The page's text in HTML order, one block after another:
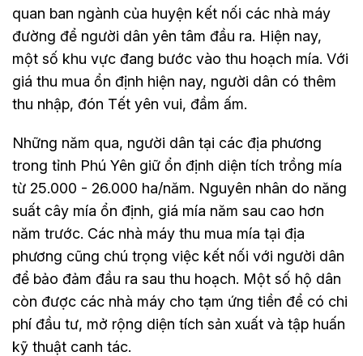
quan ban ngành của huyện kết nối các nhà máy
đường để người dân yên tâm đầu ra. Hiện nay,
một số khu vực đang bước vào thu hoạch mía. Với
giá thu mua ổn định hiện nay, người dân có thêm
thu nhập, đón Tết yên vui, đầm ấm.
Những năm qua, người dân tại các địa phương
trong tỉnh Phú Yên giữ ổn định diện tích trồng mía
từ 25.000 - 26.000 ha/năm. Nguyên nhân do năng
suất cây mía ổn định, giá mía năm sau cao hơn
năm trước. Các nhà máy thu mua mía tại địa
phương cũng chú trọng việc kết nối với người dân
để bảo đảm đầu ra sau thu hoạch. Một số hộ dân
còn được các nhà máy cho tạm ứng tiền để có chi
phí đầu tư, mở rộng diện tích sản xuất và tập huấn
kỹ thuật canh tác.